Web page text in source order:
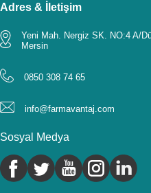
Adres & İletişim
Yeni Mah. Nergiz SK. NO:4 A/
Mersin
0850 308 74 65
info@farmavantaj.com
Sosyal Medya